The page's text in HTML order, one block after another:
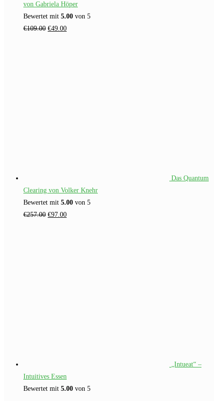
von Gabriela Höper
Bewertet mit 5.00 von 5
€109.00 Ursprünglicher
€49.00Aktueller
Das Quantum
Clearing von Volker Knehr
Bewertet mit 5.00 von 5
€257.00 Ursprünglicher
€97.00Aktueller
„Intueat“ –
Intuitives Essen
Bewertet mit 5.00 von 5